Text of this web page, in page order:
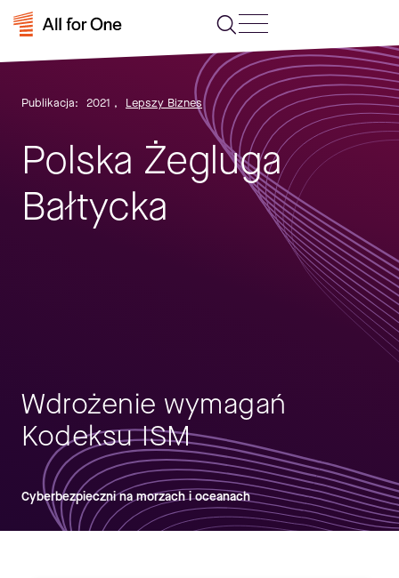
Publikacja: 2021 , Lepszy Biznes
Polska Żegluga
Bałtycka
Wdrożenie wymagań
Kodeksu ISM
Cyberbezpieczni na morzach i oceanach